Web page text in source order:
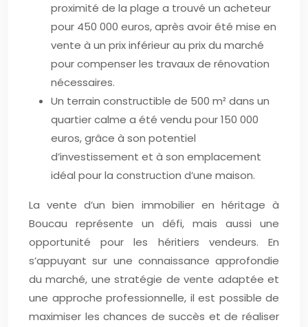
proximité de la plage a trouvé un acheteur
pour 450 000 euros, après avoir été mise en
vente à un prix inférieur au prix du marché
pour compenser les travaux de rénovation
nécessaires.
Un terrain constructible de 500 m² dans un
quartier calme a été vendu pour 150 000
euros, grâce à son potentiel
d’investissement et à son emplacement
idéal pour la construction d’une maison.
La vente d’un bien immobilier en héritage à
Boucau représente un défi, mais aussi une
opportunité pour les héritiers vendeurs. En
s’appuyant sur une connaissance approfondie
du marché, une stratégie de vente adaptée et
une approche professionnelle, il est possible de
maximiser les chances de succès et de réaliser